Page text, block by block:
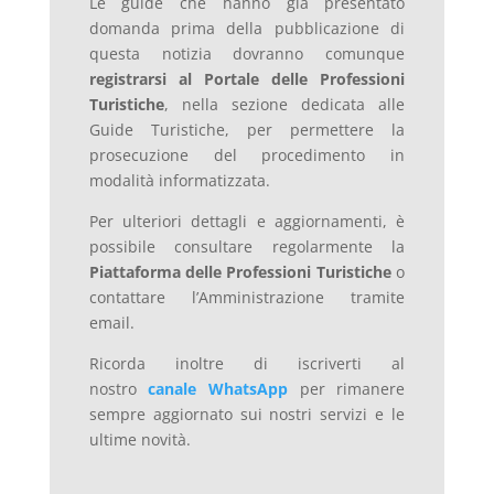
domanda prima della pubblicazione di
questa notizia dovranno comunque
registrarsi al Portale delle Professioni
Turistiche, nella sezione dedicata alle
Guide Turistiche, per permettere la
prosecuzione del procedimento in
modalità informatizzata.
Per ulteriori dettagli e aggiornamenti, è
possibile consultare regolarmente la
Piattaforma delle Professioni Turisticheo
contattare l’Amministrazione tramite
email.
Ricorda inoltre di iscriverti al
nostrocanale WhatsApp
per rimanere
sempre aggiornato sui nostri servizi e le
ultime novità.